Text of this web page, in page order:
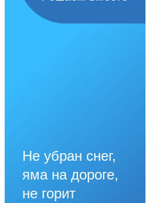
Не убран снег,
яма на дороге,
не горит